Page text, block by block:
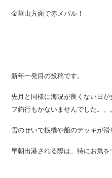
金華山方面で赤メバル！
新年一発目の投稿です。
先月と同様に海況が良くない日
フ釣行もかないませんでした。。。
雪のせいで桟橋や船のデッキが滑
早朝出港される際は、特にお気を